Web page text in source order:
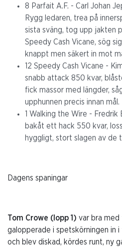
8 Parfait A.F. - Carl Johan
Rygg ledaren, trea på
sista sväng, tog upp jakten
Speedy Cash Vicane, sög
knappt men säkert in mot
12 Speedy Cash Vicane -
snabb attack 850 kvar,
fick massor med längder,
upphunnen precis innan mål.
1 Walking the Wire - Fredrik
bakåt ett hack 550 kvar,
hyggligt, stort slagen av de
Dagens spaningar
Tom Crowe (lopp 1) var bra med
galopperade i spetskörningen in
och blev diskad, kördes runt, ny